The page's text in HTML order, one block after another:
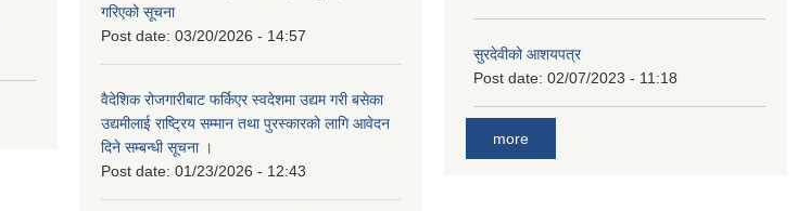
गरिएको सूचना
Post date: 03/20/2026 - 14:57
वैदेशिक रोजगारीबाट फर्किएर स्वदेशमा उद्यम गरी बसेका
उद्यमीलाई राष्ट्रिय सम्मान तथा पुरस्कारको लागि आवेदन
दिने सम्बन्धी सूचना ।
Post date: 01/23/2026 - 12:43
सुरदेवीको आशयपत्र
Post date: 02/07/2023 - 11:18
more